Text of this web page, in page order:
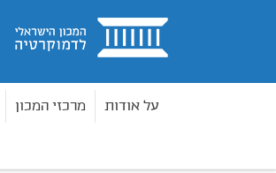
בית
על אודות מרכזי המכון